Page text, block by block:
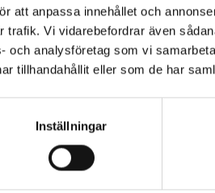
att anpassa innehållet och
Vi vidarebefordrar även
och analysföretag som vi
tillhandahållit eller som de har
Inställningar
arbete, från att inte ha gjort
Svärdh.
sedan 1980-talet och
erfarenhet visste hon att